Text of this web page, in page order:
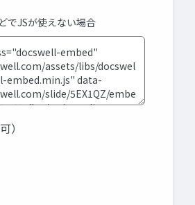
でJSが使えない場合
）